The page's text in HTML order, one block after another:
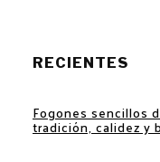
RECIENTES
Fogones sencillos
tradición, calidez y